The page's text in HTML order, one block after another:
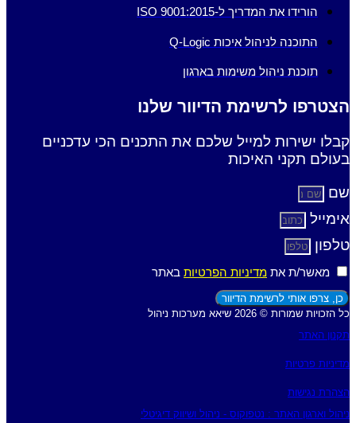
הורידו את המדריך ל-ISO 9001:2015
התוכנה לניהול איכות Q-Logic
תוכנת ניהול משימות בארגון
הצטרפו לרשימת הדיוור שלנו
קבלו ישירות למייל שלכם את התכנים הכי עדכניים
בעולם תקני האיכות
שם
אימייל
טלפון
מאשר/ת את מדיניות הפרטיות באתר
כן, צרפו אותי לרשימת הדיוור
כל הזכויות שמורות © 2026 שיאא מערכות ניהול
תקנון האתר
מדיניות פרטיות
הצהרת נגישות
ניהול וארגון האתר : נטפוקוס - ניהול ושיווק דיגיטלי